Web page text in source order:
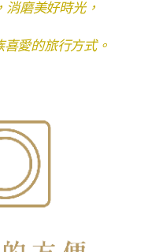
磨美好時光，
愛的旅行方式。